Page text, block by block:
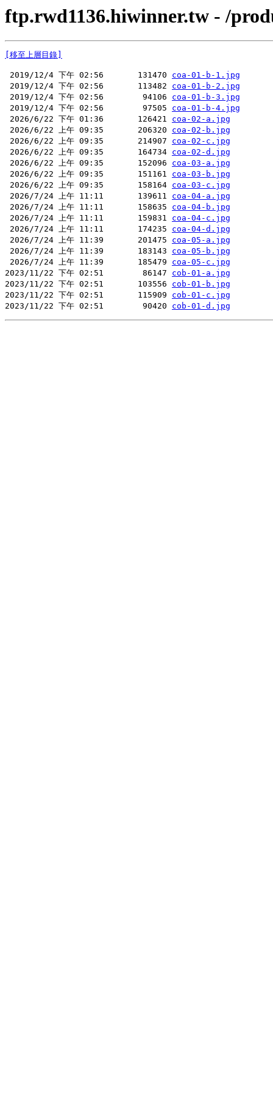
ftp.rwd1136.hiwinner.tw - /
[移至上層目錄]
2019/12/4 下午 02:56       131470 coa-01-b-1.jpg
2019/12/4 下午 02:56       113482 coa-01-b-2.jpg
2019/12/4 下午 02:56        94106 coa-01-b-3.jpg
2019/12/4 下午 02:56        97505 coa-01-b-4.jpg
2026/6/22 下午 01:36       126421 coa-02-a.jpg
2026/6/22 上午 09:35       206320 coa-02-b.jpg
2026/6/22 上午 09:35       214907 coa-02-c.jpg
2026/6/22 上午 09:35       164734 coa-02-d.jpg
2026/6/22 上午 09:35       152096 coa-03-a.jpg
2026/6/22 上午 09:35       151161 coa-03-b.jpg
2026/6/22 上午 09:35       158164 coa-03-c.jpg
2026/7/24 上午 11:11       139611 coa-04-a.jpg
2026/7/24 上午 11:11       158635 coa-04-b.jpg
2026/7/24 上午 11:11       159831 coa-04-c.jpg
2026/7/24 上午 11:11       174235 coa-04-d.jpg
2026/7/24 上午 11:39       201475 coa-05-a.jpg
2026/7/24 上午 11:39       183143 coa-05-b.jpg
2026/7/24 上午 11:39       185479 coa-05-c.jpg
2023/11/22 下午 02:51        86147 cob-01-a.jpg
2023/11/22 下午 02:51       103556 cob-01-b.jpg
2023/11/22 下午 02:51       115909 cob-01-c.jpg
2023/11/22 下午 02:51        90420 cob-01-d.jpg